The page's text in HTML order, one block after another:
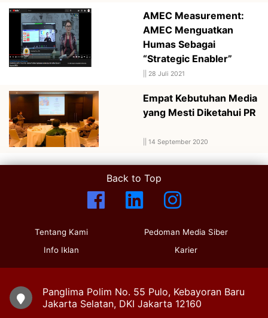
AMEC Measurement:
AMEC Menguatkan
Humas Sebagai
“Strategic Enabler”
28 Juli 2021
Empat Kebutuhan Media
yang Mesti Diketahui PR
14 September 2020
Back to Top
Tentang Kami
Info Iklan
Pedoman Media Siber
Karier
Panglima Polim No. 55 Pulo, Kebayoran Baru
Jakarta Selatan, DKI Jakarta 12160